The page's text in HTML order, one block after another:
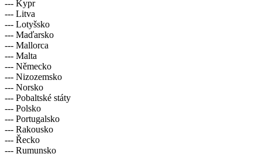
--- Kypr
--- Litva
--- Lotyšsko
--- Maďarsko
--- Mallorca
--- Malta
--- Německo
--- Nizozemsko
--- Norsko
--- Pobaltské státy
--- Polsko
--- Portugalsko
--- Rakousko
--- Řecko
--- Rumunsko